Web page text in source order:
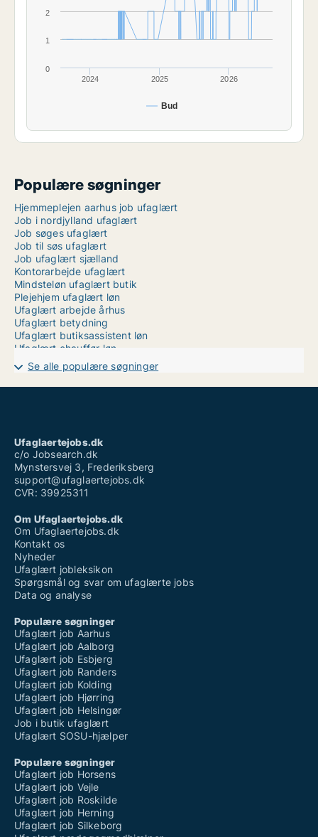
Bud
2024 2025 2026
0
1
2
Populære søgninger
Hjemmeplejen aarhus job ufaglært
Job i nordjylland ufaglært
Job søges ufaglært
Job til søs ufaglært
Job ufaglært sjælland
Kontorarbejde ufaglært
Mindsteløn ufaglært butik
Plejehjem ufaglært løn
Ufaglært arbejde århus
Ufaglært betydning
Ufaglært butiksassistent løn
Ufaglært chauffør løn
Ufaglært job herlev
Ufaglært job langeland
Ufaglært job sjælland
Vikarbureau odense ufaglært
Vikarbureau ufaglært aalborg
Se alle populære søgninger
Ufaglaertejobs.dk
c/o Jobsearch.dk
Mynstersvej 3, Frederiksberg
support@ufaglaertejobs.dk
CVR: 39925311
Om Ufaglaertejobs.dk
Om Ufaglaertejobs.dk
Kontakt os
Nyheder
Ufaglært jobleksikon
Spørgsmål og svar om ufaglærte jobs
Data og analyse
Populære søgninger
Ufaglært job Aarhus
Ufaglært job Aalborg
Ufaglært job Esbjerg
Ufaglært job Randers
Ufaglært job Kolding
Ufaglært job Hjørring
Ufaglært job Helsingør
Job i butik ufaglært
Ufaglært SOSU-hjælper
Populære søgninger
Ufaglært job Horsens
Ufaglært job Vejle
Ufaglært job Roskilde
Ufaglært job Herning
Ufaglært job Silkeborg